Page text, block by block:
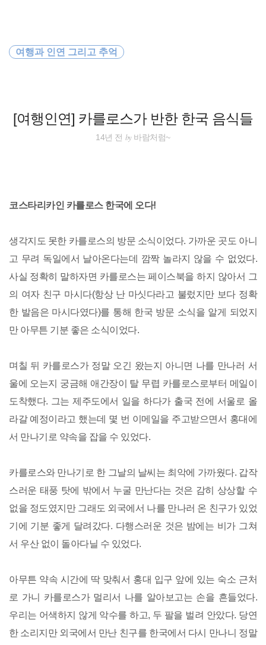
바
로
[여행인연] 카를로스가 반한 한국 음식들
여행과 인연 그리고 추억
14년 전 by바람처럼~
코스타리카인 카를로스 한국에 오다!
생각지도 못한 카를로스의 방문 소식이었다. 가까운 곳도 아니
고 무려 독일에서 날아온다는데 깜짝 놀라지 않을 수 없었다.
사실 정확히 말하자면 카를로스는 페이스북을 하지 않아서 그
의 여자 친구 마시다(항상 난 마싯다라고 불렀지만 보다 정확
한 발음은 마시다였다)를 통해 한국 방문 소식을 알게 되었지
만 아무튼 기분 좋은 소식이었다.
며칠 뒤 카를로스가 정말 오긴 왔는지 아니면 나를 만나러 서
울에 오는지 궁금해 애간장이 탈 무렵 카를로스로부터 메일이
도착했다. 그는 제주도에서 일을 하다가 출국 전에 서울로 올
라갈 예정이라고 했는데 몇 번 이메일을 주고받으면서 홍대에
서 만나기로 약속을 잡을 수 있었다.
카를로스와 만나기로 한 그날의 날씨는 최악에 가까웠다. 갑작
스러운 태풍 탓에 밖에서 누굴 만난다는 것은 감히 상상할 수
없을 정도였지만 그래도 외국에서 나를 만나러 온 친구가 있었
기에 기분 좋게 달려갔다. 다행스러운 것은 밤에는 비가 그쳐
서 우산 없이 돌아다닐 수 있었다.
아무튼 약속 시간에 딱 맞춰서 홍대 입구 앞에 있는 숙소 근처
로 가니 카를로스가 멀리서 나를 알아보고는 손을 흔들었다.
우리는 어색하지 않게 악수를 하고, 두 팔을 벌려 안았다. 당연
한 소리지만 외국에서 만난 친구를 한국에서 다시 만나니 정말
세계여행
동남아 배낭여행